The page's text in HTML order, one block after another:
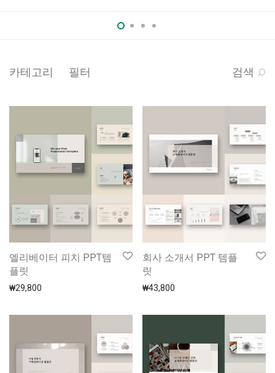
카테고리 필터 검색
엘리베이터 피치 PPT템
플릿
₩29,800
회사 소개서 PPT 템플
릿
₩43,800